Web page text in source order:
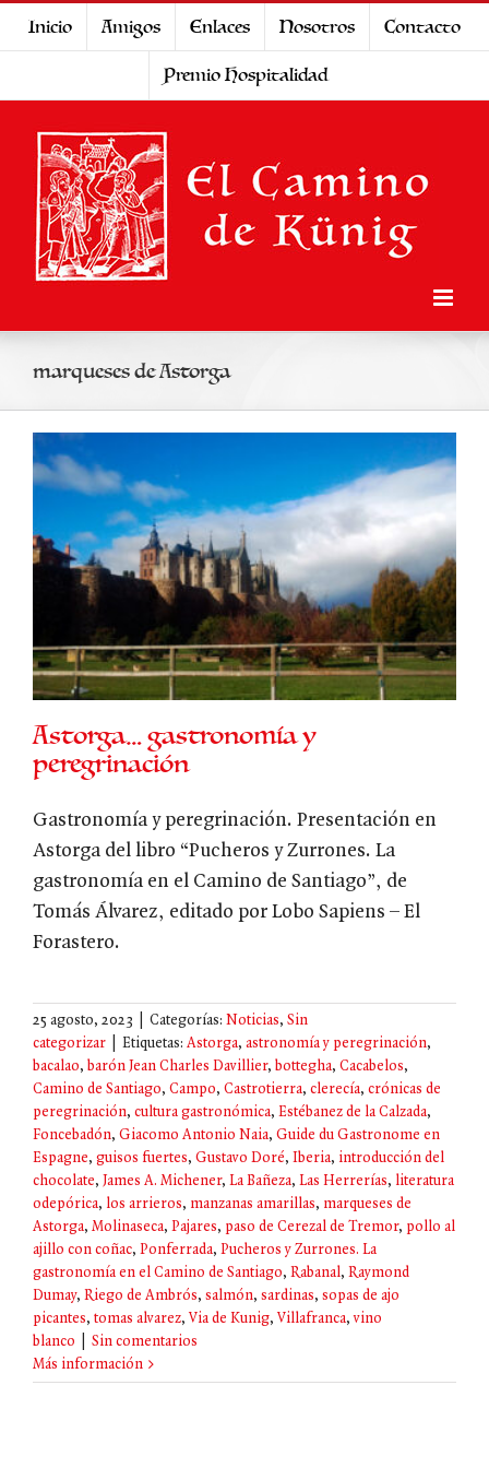
Inicio Amigos Enlaces Nosotros
Contacto
Premio Hospitalidad
marqueses de Astorga
Astorga… gastronomía y
peregrinación
Gastronomía y peregrinación. Presentación en
Astorga del libro “Pucheros y Zurrones. La
gastronomía en el Camino de Santiago”, de
Tomás Álvarez, editado por Lobo Sapiens – El
Forastero.
25 agosto, 2023 Categorías: Noticias, Sin
categorizar
Etiquetas: Astorga, astronomía y peregrinación,
bacalao, barón Jean Charles Davillier, bottegha, Cacabelos,
Camino de Santiago, Campo, Castrotierra, clerecía, crónicas de
peregrinación, cultura gastronómica, Estébanez de la Calzada,
Foncebadón, Giacomo Antonio Naia, Guide du Gastronome en
Espagne, guisos fuertes, Gustavo Doré, Iberia, introducción del
chocolate, James A. Michener, La Bañeza, Las Herrerías, literatura
odepórica, los arrieros, manzanas amarillas, marqueses de
Astorga, Molinaseca, Pajares, paso de Cerezal de Tremor, pollo al
ajillo con coñac, Ponferrada, Pucheros y Zurrones. La
gastronomía en el Camino de Santiago, Rabanal, Raymond
Dumay, Riego de Ambrós, salmón, sardinas, sopas de ajo
picantes, tomas alvarez, Via de Kunig, Villafranca,vino
blanco
Sin comentarios
Más información